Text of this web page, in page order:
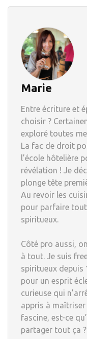
Marie
Entre écriture et
choisir ?
exploré toutes
La fac de droit
l’école hôtelière
révélation ! Je
plonge tête
Au revoir les
pour parfaire
spiritueux.
Côté pro aussi,
à tout. Je suis
spiritueux depuis
pour un esprit
curieuse qui
appris à
fascine, est-ce
partager tout ça ?